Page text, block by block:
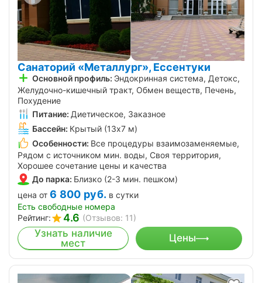
Санаторий «Металлург», Ессентуки
Основной профиль: Эндокринная система, Детокс,
Желудочно-кишечный тракт, Обмен веществ, Печень,
Похудение
Питание: Диетическое, Заказное
Бассейн: Крытый (13х7 м)
Особенности: Все процедуры взаимозаменяемые,
Рядом с источником мин. воды, Своя территория,
Хорошее сочетание цены и качества
До парка: Близко (2-3 мин. пешком)
цена от 6 800 руб. в сутки
Есть свободные номера
Рейтинг:
4.6 (Отзывов: 11)
Узнать наличие
мест
Цены